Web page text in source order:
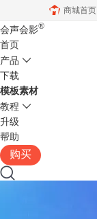
商城首页
会声会影®
首页
产品
下载
模板素材
教程
升级
帮助
购买